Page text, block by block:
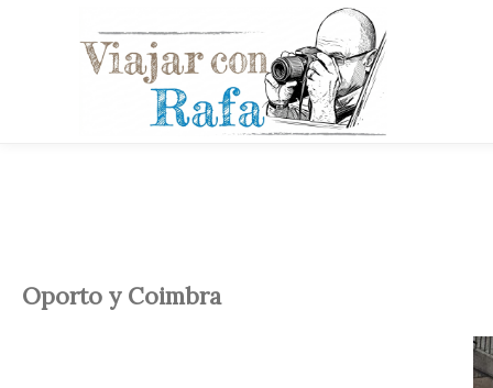
Oporto y Coimbra